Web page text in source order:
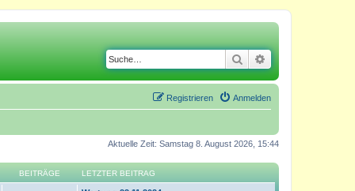
Suche
Anmelden
Registrieren
Aktuelle Zeit: Samstag 8. August 2026, 15:44
BEITRÄGE LETZTER BEITRAG